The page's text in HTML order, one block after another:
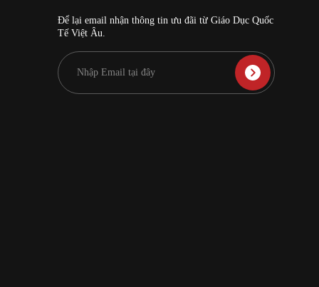
Để lại email nhận thông tin ưu đãi từ Giáo Dục Quốc
Tế Việt Âu.